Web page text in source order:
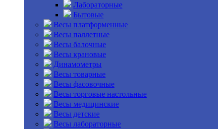
Лабораторные
Бытовые
Весы платформенные
Весы паллетные
Весы балочные
Весы крановые
Динамометры
Весы товарные
Весы фасовочные
Весы торговые настольные
Весы медицинские
Весы детские
Весы лабораторные